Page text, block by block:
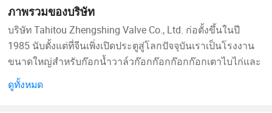
ภาพรวมของบริษัท
บริษัท Tahitou Zhengshing Valve Co., Ltd. ก่อตั้งขึ้นในปี
1985 นับตั้งแต่ที่จีนเพิ่งเปิดประตูสู่โลกปัจจุบันเราเป็นโรงงาน
ขนาดใหญ่สำหรับก๊อกน้ำวาล์วก๊อกก๊อกก๊อกก๊อกเตาไบไก่และ
เครื่องผสม
ดูทั้งหมด